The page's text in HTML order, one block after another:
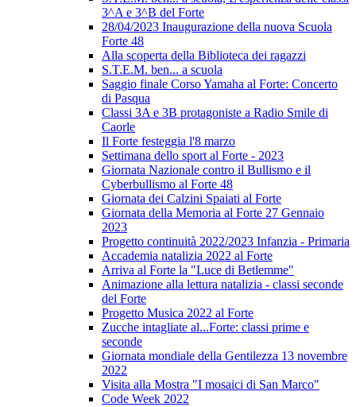
3^A e 3^B del Forte
28/04/2023 Inaugurazione della nuova Scuola
Forte 48
Alla scoperta della Biblioteca dei ragazzi
S.T.E.M. ben... a scuola
Saggio finale Corso Yamaha al Forte: Concerto
di Pasqua
Classi 3A e 3B protagoniste a Radio Smile di
Caorle
Il Forte festeggia l'8 marzo
Settimana dello sport al Forte - 2023
Giornata Nazionale contro il Bullismo e il
Cyberbullismo al Forte 48
Giornata dei Calzini Spaiati al Forte
Giornata della Memoria al Forte 27 Gennaio
2023
Progetto continuità 2022/2023 Infanzia - Primaria
Accademia natalizia 2022 al Forte
Arriva al Forte la "Luce di Betlemme"
Animazione alla lettura natalizia - classi seconde
del Forte
Progetto Musica 2022 al Forte
Zucche intagliate al...Forte: classi prime e
seconde
Giornata mondiale della Gentilezza 13 novembre
2022
Visita alla Mostra "I mosaici di San Marco"
Code Week 2022